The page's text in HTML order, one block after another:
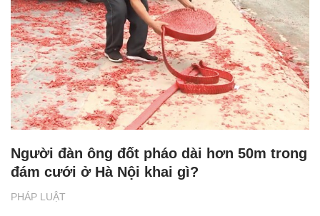
PHÁP LUẬT
Người đàn ông đốt pháo dài hơn 50m trong
đám cưới ở Hà Nội khai gì?